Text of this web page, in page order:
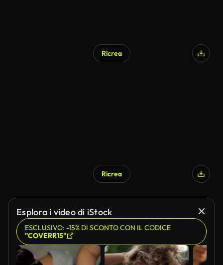
Ricrea
Ricrea
Esplora i video di iStock
ESCLUSIVO: -15% DI SCONTO CON IL CODICE
"COVERR15"